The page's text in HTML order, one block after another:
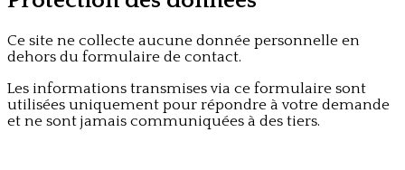
Ce site ne collecte aucune donnée personnelle en
dehors du formulaire de contact.
Les informations transmises via ce formulaire sont
utilisées uniquement pour répondre à votre demande
et ne sont jamais communiquées à des tiers.